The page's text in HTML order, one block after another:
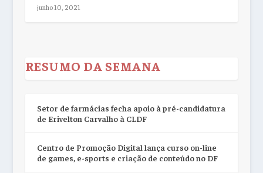
junho 10, 2021
RESUMO DA SEMANA
Setor de farmácias fecha apoio à pré-candidatura
de Erivelton Carvalho à CLDF
Centro de Promoção Digital lança curso on-line
de games, e-sports e criação de conteúdo no DF